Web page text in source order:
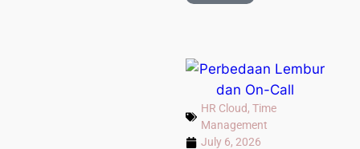
HR Cloud,Time
Management
July 6, 2026